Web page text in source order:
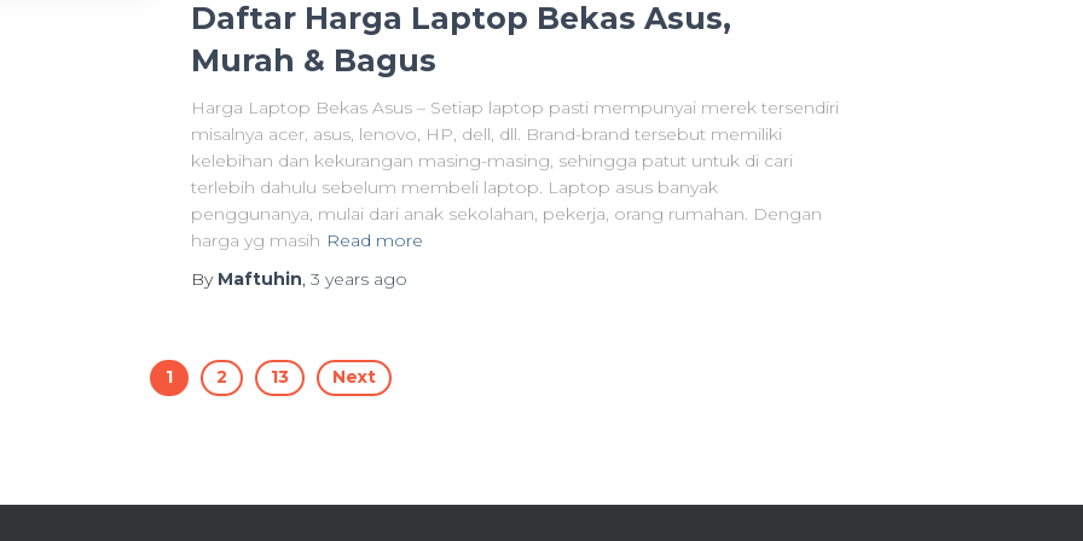
Daftar Harga Laptop Bekas Asus,
Murah & Bagus
Harga Laptop Bekas Asus – Setiap laptop pasti mempunyai merek tersendiri
misalnya acer, asus, lenovo, HP, dell, dll. Brand-brand tersebut memiliki
kelebihan dan kekurangan masing-masing, sehingga patut untuk di cari
terlebih dahulu sebelum membeli laptop. Laptop asus banyak
penggunanya, mulai dari anak sekolahan, pekerja, orang rumahan. Dengan
harga yg masih Read more
By Maftuhin, 3 yearsago
1 2 13 Next